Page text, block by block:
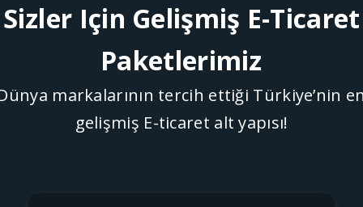
Sizler Için Gelişmiş E-Ticaret
Paketlerimiz
markalarının tercih ettiği Türkiye’nin
gelişmiş E-ticaret alt yapısı!